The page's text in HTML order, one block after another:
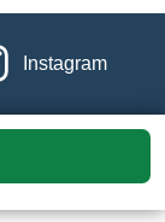
Instagram